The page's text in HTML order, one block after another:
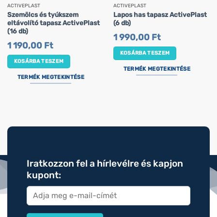
ACTIVEPLAST
Szemölcs és tyúkszem
eltávolító tapasz ActivePlast
(16 db)
1 190,00 Ft
KOSÁRBA TESZEM
TERMÉK MEGTEKINTÉSE
ACTIVEPLAST
Lapos has tapasz ActivePlast
(6 db)
1 990,00 Ft
KOSÁRBA TESZEM
TERMÉK MEGTEKINTÉSE
Iratkozzon fel a hírlevélre és kapjon
kupont: